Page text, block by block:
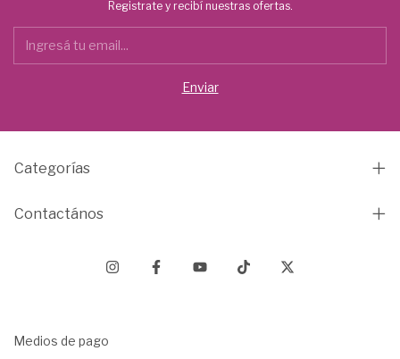
Registrate y recibí nuestras ofertas.
Categorías
Contactános
Medios de pago